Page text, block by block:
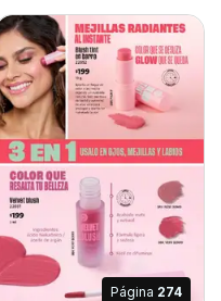
Página 274